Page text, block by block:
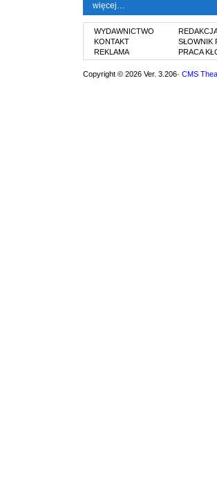
więcej…
WYDAWNICTWO
KONTAKT
REKLAMA
SŁOWNIK
PRACA
Copyright © 2026 Ver. 3.206· CMS Thea